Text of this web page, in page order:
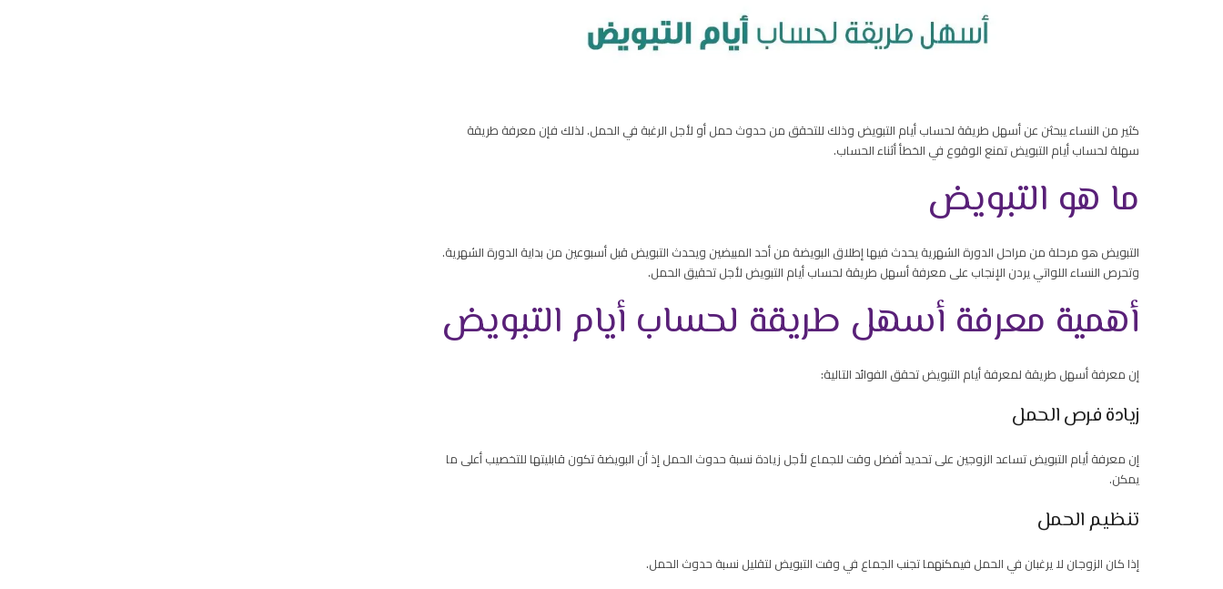
كثير من النساء يبحثن عن أسهل طريقة لحساب أيام التبويض وذلك للتحقق من حدوث حمل أو لأجل الرغبة في الحمل. لذلك فإن معرفة طريقة
سهلة لحساب أيام التبويض تمنع الوقوع في الخطأ أثناء الحساب.
ما هو التبويض
التبويض هو مرحلة من مراحل الدورة الشهرية يحدث فيها إطلاق البويضة من أحد المبيضين ويحدث التبويض قبل أسبوعين من بداية الدورة الشهرية.
وتحرص النساء اللواتي يردن الإنجاب على معرفة أسهل طريقة لحساب أيام التبويض لأجل تحقيق الحمل.
أهمية معرفة أسهل طريقة لحساب أيام التبويض
إن معرفة أسهل طريقة لمعرفة أيام التبويض تحقق الفوائد التالية:
زيادة فرص الحمل
إن معرفة أيام التبويض تساعد الزوجين على تحديد أفضل وقت للجماع لأجل زيادة نسبة حدوث الحمل إذ أن البويضة تكون قابليتها للتخصيب أعلى ما
يمكن.
تنظيم الحمل
إذا كان الزوجان لا يرغبان في الحمل فيمكنهما تجنب الجماع في وقت التبويض لتقليل نسبة حدوث الحمل.